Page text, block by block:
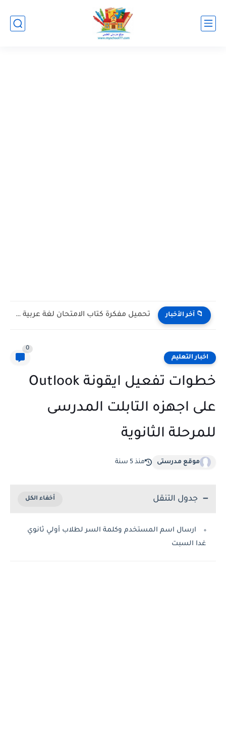
📁 آخر الأخبار تحميل مفكرة كتاب الامتحان لغة عربية الصف الثالث الإعدادي الترم...
اخبار التعليم
0
خطوات تفعيل ايقونة Outlook
على اجهزه التابلت المدرسى
للمرحلة الثانوية
موقع مدرستى منذ 5 سنة
جدول التنقل
ارسال اسم المستخدم وكلمة السر لطلاب أولي ثانوي
غدا السبت